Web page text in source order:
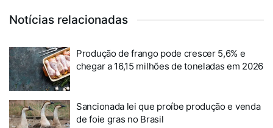
Notícias relacionadas
Produção de frango pode crescer 5,6% e
chegar a 16,15 milhões de toneladas em 2026
Sancionada lei que proíbe produção e venda
de foie gras no Brasil